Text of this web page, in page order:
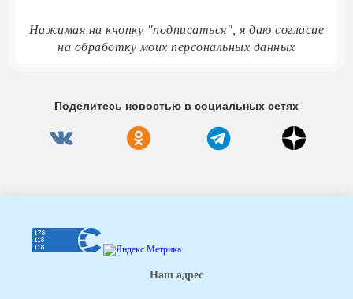
Нажимая на кнопку "подписаться", я даю согласие
на обработку моих персональных данных
Поделитесь новостью в социальных сетях
Наш адрес